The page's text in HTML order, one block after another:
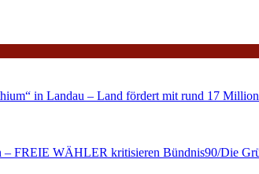
in Landau – Land fördert mit rund 17
– FREIE WÄHLER kritisieren Bündnis90/Die